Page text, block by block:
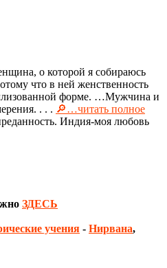
о которой я собираюсь
что в ней женственность
форме. …Мужчина и
. . . 🔎…читать полное
Индия-моя любовь
ЗДЕСЬ
учения - Нирвана,